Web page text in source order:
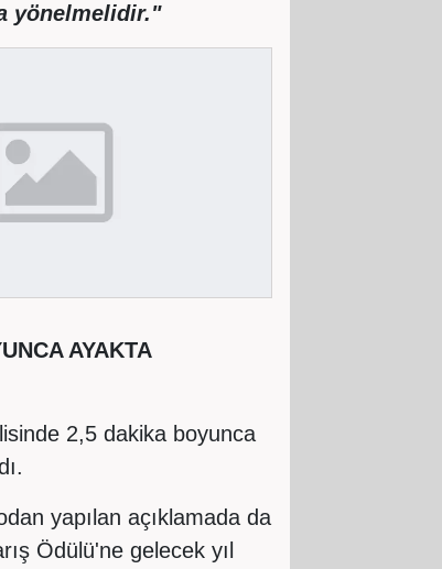
yönelmelidir."
AYAKTA
2,5 dakika boyunca
yapılan açıklamada da
Ödülü'ne gelecek yıl